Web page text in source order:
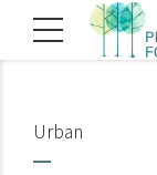
Urban